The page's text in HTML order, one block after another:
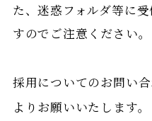
た、迷惑フォルダ等に
すのでご注意ください。
採用についてのお問い
よりお願いいたします。